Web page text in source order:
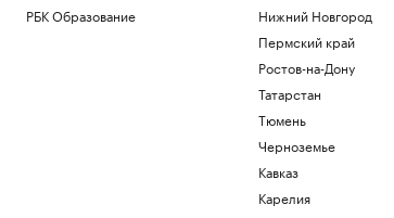
Московской области
В семи регионах, включая Московскую
область, объявили ракетную опасность
«Одиссея» Нолана собрала в прокате
Bloomberg узнал, когда планируют
РБК Образование
Нижний Новгород
Пермский край
Ростов-на-Дону
Татарстан
Тюмень
Черноземье
Кавказ
Карелия